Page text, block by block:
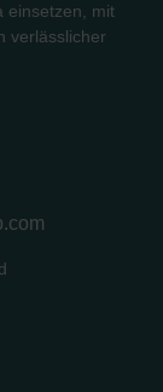
einsetzen, mit
verlässlicher